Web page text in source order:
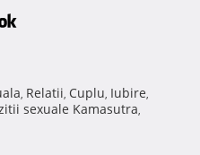
, Relatii, Cuplu, Iubire,
sexuale Kamasutra,